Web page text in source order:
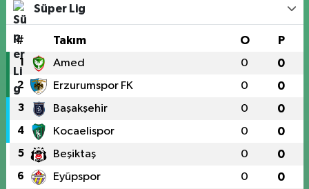
Süper Lig
# Takım O P
1 Amed 0 0
2 Erzurumspor FK 0 0
3 Başakşehir 0 0
4 Kocaelispor 0 0
5 Beşiktaş 0 0
6 Eyüpspor 0 0